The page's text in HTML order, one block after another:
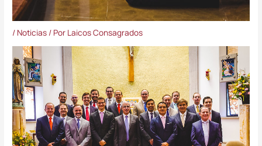
/ Noticias / Por Laicos Consagrados